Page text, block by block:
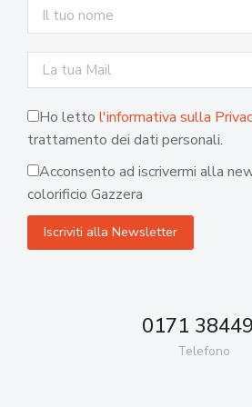
Ho letto l'informativa sulla
trattamento dei dati personali.
Acconsento ad iscrivermi alla
colorificio Gazzera
0171
Telefono